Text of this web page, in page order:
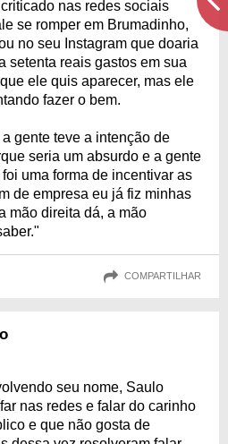
nas redes sociais
se romper em Brumadinho,
no seu Instagram que doaria
setenta reais gastos em sua
ele quis aparecer, mas ele
fazer o bem.
gente teve a intenção de
seria um absurdo e a gente
uma forma de incentivar as
de empresa eu já fiz minhas
mão direita dá, a mão
COMPARTILHAR
seu nome, Saulo
nas redes e falar do carinho
e que não gosta de